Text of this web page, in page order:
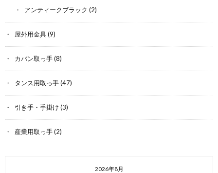
アンティークブラック (2)
屋外用金具(9)
カバン取っ手(8)
タンス用取っ手(47)
引き手・手掛け (3)
産業用取っ手(2)
2026年8月